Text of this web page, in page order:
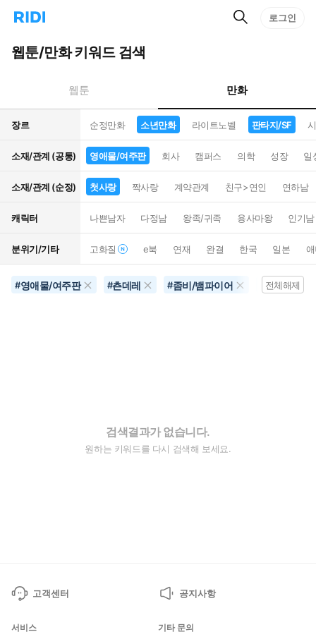
리
홈
으
턴
트
검
로그인
웹툰/만화 키워드 검색
웹툰 만화
장르 순정만화 소년만화 라이트노벨 판타지/SF
소재/관계 (공통) 영애물/여주판 회사 캠퍼스 의학 성장 일
소재/관계 (순정) 첫사랑 짝사랑 계약관계 친구>연인 연하남
캐릭터 나쁜남자 다정남 왕족/귀족 용사마왕 인기남
분위기/기타 고화질 e북 연재 완결 한국 일본
#영애물/여주판 #츤데레 #좀비/뱀파이어 영화화
전체해제
검색결과가 없습니다.
원하는 키워드를 다시 검색해 보세요.
고객센터 공지사항
서비스 기타 문의